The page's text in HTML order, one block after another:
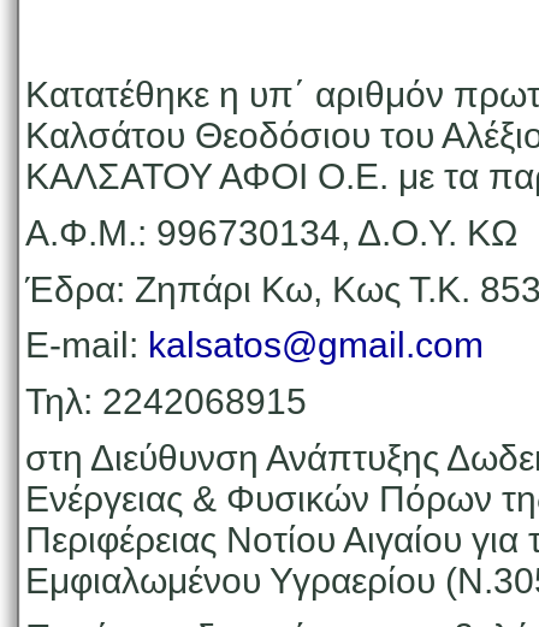
Κατατέθηκε η υπ΄ αριθμόν
Καλσάτου Θεοδόσιου του
ΚΑΛΣΑΤΟΥ ΑΦΟΙ Ο.Ε. με τα
Α.Φ.Μ.: 996730134, Δ.Ο.Υ. ΚΩ
Έδρα: Ζηπάρι Κω, Κως Τ.Κ.
Ε-mail: kalsatos@gmail.com
Τηλ: 2242068915
στη Διεύθυνση Ανάπτυξης
Ενέργειας & Φυσικών Πόρων
Περιφέρειας Νοτίου Αιγαίου
Εμφιαλωμένου Υγραερίου